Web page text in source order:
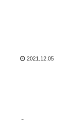
2021.12.05